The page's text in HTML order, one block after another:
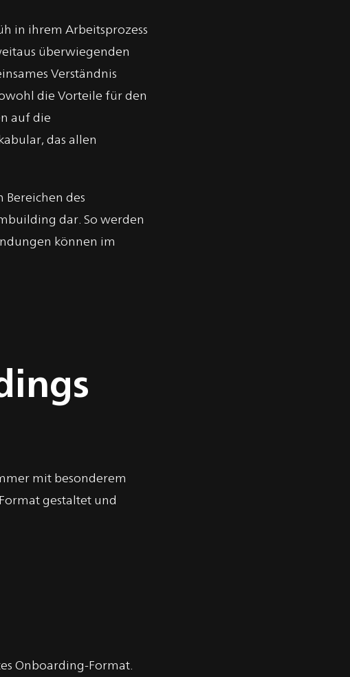
in ihrem Arbeitsprozess
überwiegenden
Verständnis
die Vorteile für den
auf die
das allen
des
dar. So werden
können im
mit besonderem
gestaltet und
Onboarding-Format.